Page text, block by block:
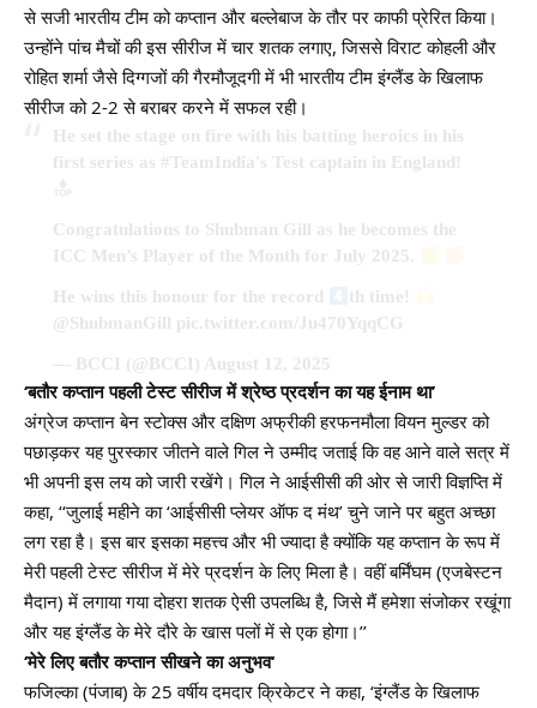
से सजी भारतीय टीम को कप्तान और बल्लेबाज के तौर पर काफी प्रेरित किया।
उन्होंने पांच मैचों की इस सीरीज में चार शतक लगाए, जिससे विराट कोहली और
रोहित शर्मा जैसे दिग्गजों की गैरमौजूदगी में भी भारतीय टीम इंग्लैंड के खिलाफ
सीरीज को 2-2 से बराबर करने में सफल रही।
He set the stage on fire with his batting heroics in his
first series as #TeamIndia 's Test captain in England!
Congratulations to Shubman Gill as he becomes the
ICC Men’s Player of the Month for July 2025.
He wins this honour for the record
th time!
@ShubmanGill pic.twitter.com/Ju470YqqCG
— BCCI (@BCCI) August 12, 2025
‘बतौर कप्तान पहली टेस्ट सीरीज में श्रेष्ठ प्रदर्शन का यह ईनाम था’
अंग्रेज कप्तान बेन स्टोक्स और दक्षिण अफ्रीकी हरफनमौला वियन मुल्डर को
पछाड़कर यह पुरस्कार जीतने वाले गिल ने उम्मीद जताई कि वह आने वाले सत्र में
भी अपनी इस लय को जारी रखेंगे। गिल ने आईसीसी की ओर से जारी विज्ञप्ति में
कहा, ‘‘जुलाई महीने का ‘आईसीसी प्लेयर ऑफ द मंथ’ चुने जाने पर बहुत अच्छा
लग रहा है। इस बार इसका महत्त्व और भी ज्यादा है क्योंकि यह कप्तान के रूप में
मेरी पहली टेस्ट सीरीज में मेरे प्रदर्शन के लिए मिला है। वहीं बर्मिंघम (एजबेस्टन
मैदान) में लगाया गया दोहरा शतक ऐसी उपलब्धि है, जिसे मैं हमेशा संजोकर रखूंगा
और यह इंग्लैंड के मेरे दौरे के खास पलों में से एक होगा।’’
‘मेरे लिए बतौर कप्तान सीखने का अनुभव‘
फजिल्का (पंजाब) के 25 वर्षीय दमदार क्रिकेटर ने कहा, ‘इंग्लैंड के खिलाफ